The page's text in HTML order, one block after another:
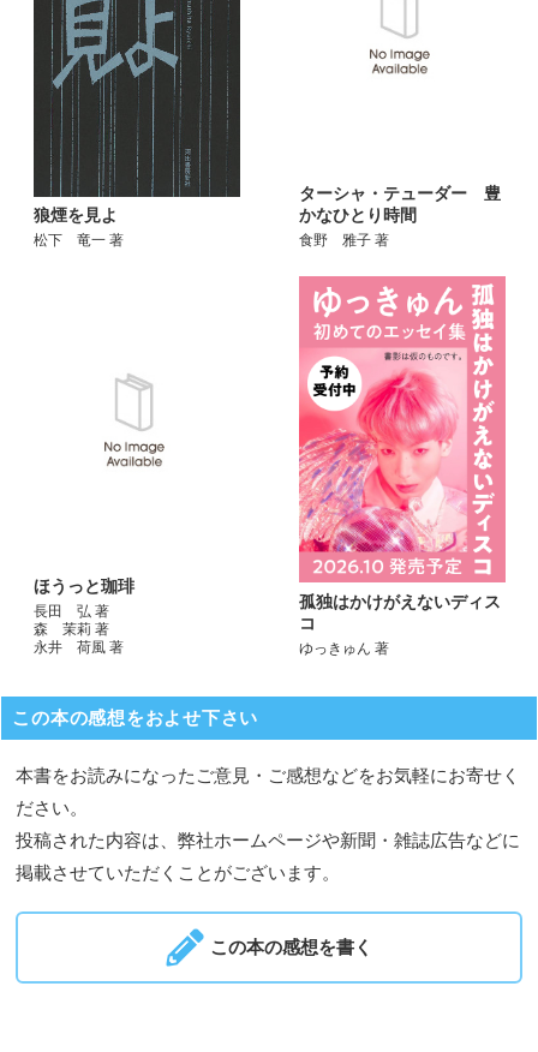
狼煙を見よ
松下 竜一 著
ターシャ・テューダー 豊
かなひとり時間
食野 雅子 著
ほうっと珈琲
長田 弘 著
森 茉莉 著
永井 荷風 著
孤独はかけがえないディス
コ
ゆっきゅん 著
この本の感想をおよせ下さい
本書をお読みになったご意見・ご感想などをお気軽にお寄せく
ださい。
投稿された内容は、弊社ホームページや新聞・雑誌広告などに
掲載させていただくことがございます。
この本の感想を書く